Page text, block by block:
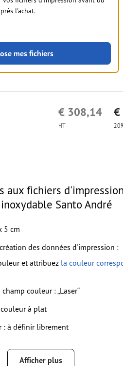
l'achat.
mes fichiers
HT
€ 308,14 €
aux fichiers
Santo André
5 cm
des données d'impression :
et attribuez la couleur
couleur : „Laser“
à plat
: à définir librement
gravure en couleur
Afficher plus